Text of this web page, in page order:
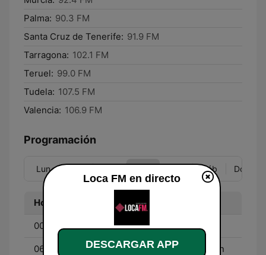
Palma: 90.3 FM
Santa Cruz de Tenerife: 91.9 FM
Tarragona: 102.1 FM
Teruel: 99.0 FM
Tudela: 107.5 FM
Valencia: 106.9 FM
Programación
Lun Sáb Dom
Hora Programa
00:00 - 06:00 Sonido Loca
06:00 - 07:00
Deep Planet House - Con
Loca FM en directo
DESCARGAR APP